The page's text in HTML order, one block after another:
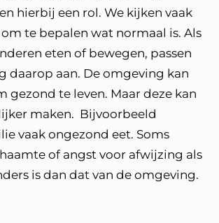
hierbij een rol. We kijken vaak
te bepalen wat normaal is. Als
eten of bewegen, passen
daarop aan. De omgeving kan
gezond te leven. Maar deze kan
maken. Bijvoorbeeld
vaak ongezond eet. Soms
of angst voor afwijzing als
is dan dat van de omgeving.